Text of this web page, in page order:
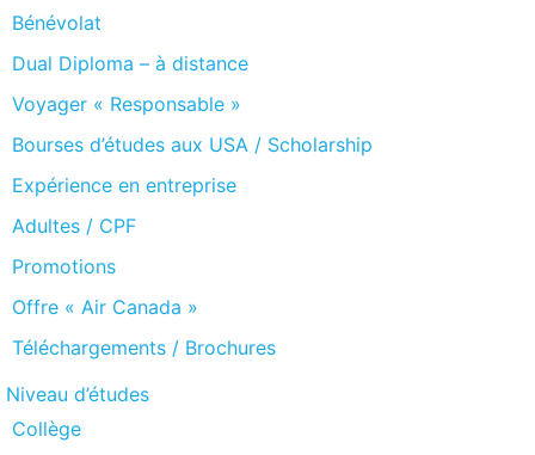
Bénévolat
Dual Diploma – à distance
Voyager « Responsable »
Bourses d’études aux USA / Scholarship
Expérience en entreprise
Adultes / CPF
Promotions
Offre « Air Canada »
Téléchargements / Brochures
Niveau d’études
Collège